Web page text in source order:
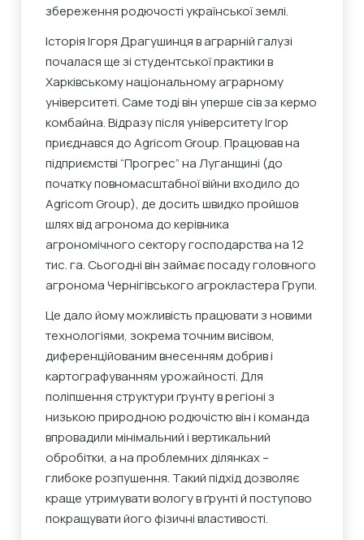
збереження родючості української землі.
Історія Ігоря Драгушинця в аграрній галузі
почалася ще зі студентської практики в
Харківському національному аграрному
університеті. Саме тоді він уперше сів за кермо
комбайна. Відразу після університету Ігор
приєднався до Agricom Group. Працював на
підприємстві “Прогрес” на Луганщині (до
початку повномасштабної війни входило до
Agricom Group), де досить швидко пройшов
шлях від агронома до керівника
агрономічного сектору господарства на 12
тис. га. Сьогодні він займає посаду головного
агронома Чернігівського агрокластера Групи.
Це дало йому можливість працювати з новими
технологіями, зокрема точним висівом,
диференційованим внесенням добрив і
картографуванням урожайності. Для
поліпшення структури ґрунту в регіоні з
низькою природною родючістю він і команда
впровадили мінімальний і вертикальний
обробітки, а на проблемних ділянках –
глибоке розпушення. Такий підхід дозволяє
краще утримувати вологу в ґрунті й поступово
покращувати його фізичні властивості.